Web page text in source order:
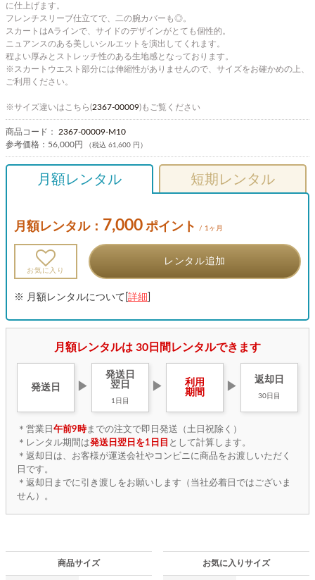
に仕上げます。
フレンチスリーブ仕立てで、二の腕カバーも◎。
スカートはAラインで、サイドのデザインがとても個性的。
ニュアンスのある美しいシルエットを演出してくれます。
程よい厚みとストレッチ性のある生地感となっております。
※スカートウエスト部分には伸縮性がありませんので、サイズをお確かめの上、
ご利用ください。
※サイズ違いはこちら(2367-00009)もご覧ください
商品コード： 2367-00009-M10
参考価格： 56,000円 （税込 61,600 円）
月額レンタル 短期レンタル
月額レンタル： 7,000 ポイント / 1ヶ月
お気に入り
レンタル追加
※ 月額レンタルについて[ 詳細
月額レンタルは 30日間レンタルできます
発送日 ▶
発送日
翌日
1日目
▶
利用
期間
▶
返却日
30日目
＊営業日 午前9時までの注文で即日発送（土日祝除く）
＊レンタル期間は発送日翌日を1日目 として計算します。
＊返却日は、お客様が運送会社やコンビニに商品をお渡しいただく
日です。
＊返却日までに引き渡しをお願いします（当社必着日ではございま
せん）。
商品サイズ お気に入りサイズ